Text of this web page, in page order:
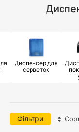
Диспенсер для
серветок
Фільтри